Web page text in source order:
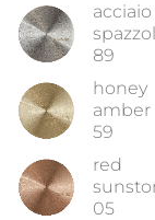
acciaio
89
honey
amber
59
red
05